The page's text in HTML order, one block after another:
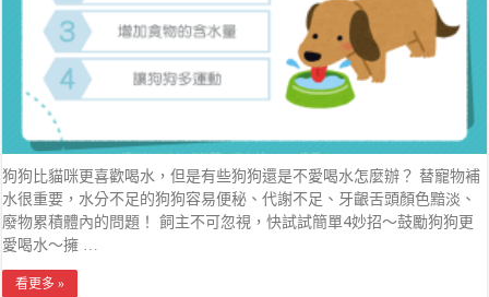
狗狗比貓咪更喜歡喝水，但是有些狗狗還是不愛喝水怎麼辦？ 替寵物補
水很重要，水分不足的狗狗容易便秘、代謝不足、牙齦舌頭顏色黯淡、
廢物累積體內的問題！ 飼主不可忽視，快試試簡單4妙招～鼓勵狗狗更
愛喝水～擁 …
看更多 »